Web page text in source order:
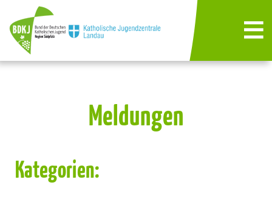
Meldungen
Kategorien: